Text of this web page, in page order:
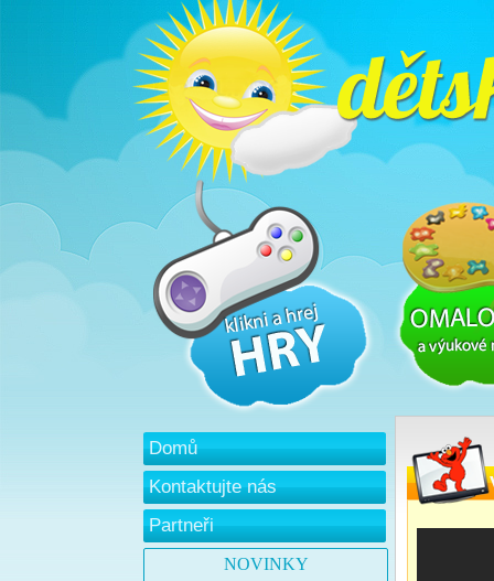
Domů
Kontaktujte nás
Partneři
NOVINKY